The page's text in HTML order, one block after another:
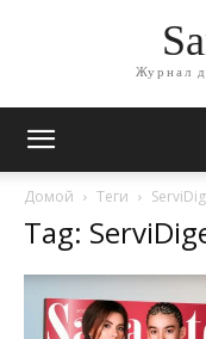
Журнал
Домой Теги
Tag: